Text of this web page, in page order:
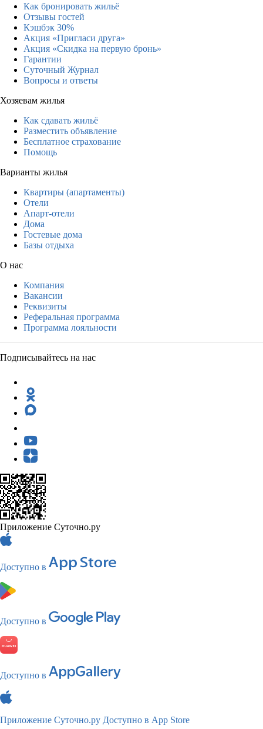
Как бронировать жильё
Отзывы гостей
Кэшбэк 30%
Акция «Пригласи друга»
Акция «Скидка на первую бронь»
Гарантии
Суточный Журнал
Вопросы и ответы
Хозяевам жилья
Как сдавать жильё
Разместить объявление
Бесплатное страхование
Помощь
Варианты жилья
Квартиры (апартаменты)
Отели
Апарт-отели
Дома
Гостевые дома
Базы отдыха
О нас
Компания
Вакансии
Реквизиты
Реферальная программа
Программа лояльности
Подписывайтесь на нас
Приложение Суточно.ру
Доступно в
Доступно в
Доступно в
Приложение Суточно.ру Доступно в App Store